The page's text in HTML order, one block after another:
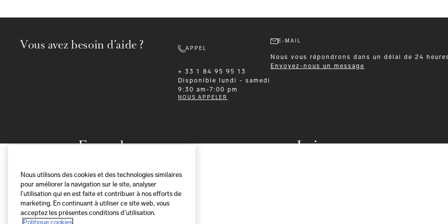
Formalwear Leisurewear
Vous avez besoin d’aide ? APPEL
+ 33 1 84 95 95 13
Disponible
lundi - samedi
9:30 am-7:00 pm
NOUS APPELER
E-MAIL
Nous vous répondrons dans un délai de 24
Envoyez-nous un message
Nous utilisons des cookies et des technologies similaires
pour améliorer la navigation sur le site, analyser
l'utilisation qui en est faite et contribuer à nos efforts de
marketing. En continuant à utiliser ce site web, vous
acceptez les présentes conditions d'utilisation.
Politique cookies